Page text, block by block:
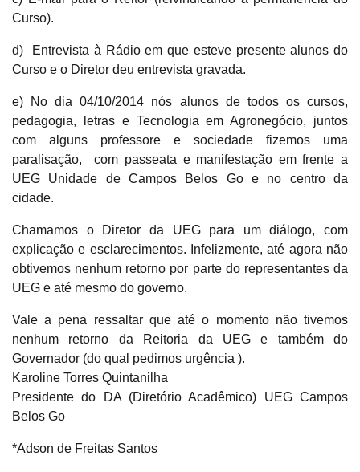
Curso).
d) Entrevista à Rádio em que esteve presente alunos do
Curso e o Diretor deu entrevista gravada.
e) No dia 04/10/2014 nós alunos de todos os cursos,
pedagogia, letras e Tecnologia em Agronegócio, juntos
com alguns professore e sociedade fizemos uma
paralisação, com passeata e manifestação em frente a
UEG Unidade de Campos Belos Go e no centro da
cidade.
Chamamos o Diretor da UEG para um diálogo, com
explicação e esclarecimentos. Infelizmente, até agora não
obtivemos nenhum retorno por parte do representantes da
UEG e até mesmo do governo.
Vale a pena ressaltar que até o momento não tivemos
nenhum retorno da Reitoria da UEG e também do
Governador (do qual pedimos urgência ).
Karoline Torres Quintanilha
Presidente do DA (Diretório Acadêmico) UEG Campos
Belos Go
*Adson de Freitas Santos